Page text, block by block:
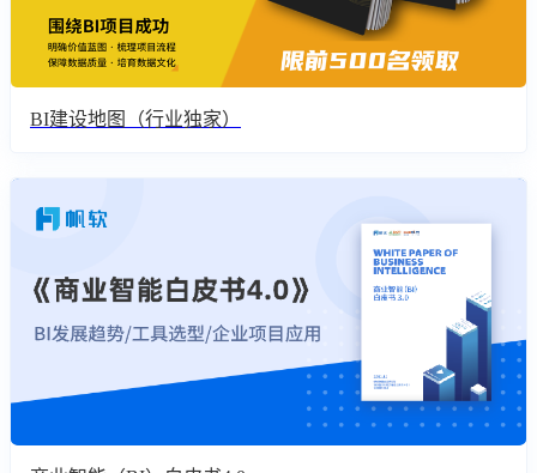
BI建设地图（行业独家）